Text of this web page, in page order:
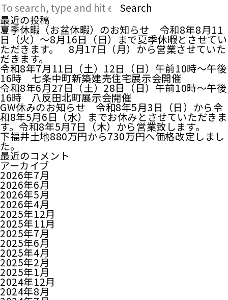
Search
最近の投稿
夏季休暇（お盆休暇）のお知らせ 令和8年8月11
日（火）～8月16日（日）まで夏季休暇とさせてい
ただきます。 8月17日（月）から営業させていた
だきます。
令和8年7月11日（土）12日（日）午前10時～午後
16時 七条中町新築建売住宅展示会開催
令和8年6月27日（土）28日（日）午前10時～午後
16時 八反田北町展示会開催
GW休みのお知らせ 令和8年5月3日（日）から令
和8年5月6日（水）までお休みとさせていただきま
す。令和8年5月7日（木）から営業致します。
下福井土地880万円から730万円へ価格改定しまし
た。
最近のコメント
アーカイブ
2026年7月
2026年6月
2026年5月
2026年4月
2025年12月
2025年11月
2025年7月
2025年6月
2025年4月
2025年2月
2025年1月
2024年12月
2024年8月